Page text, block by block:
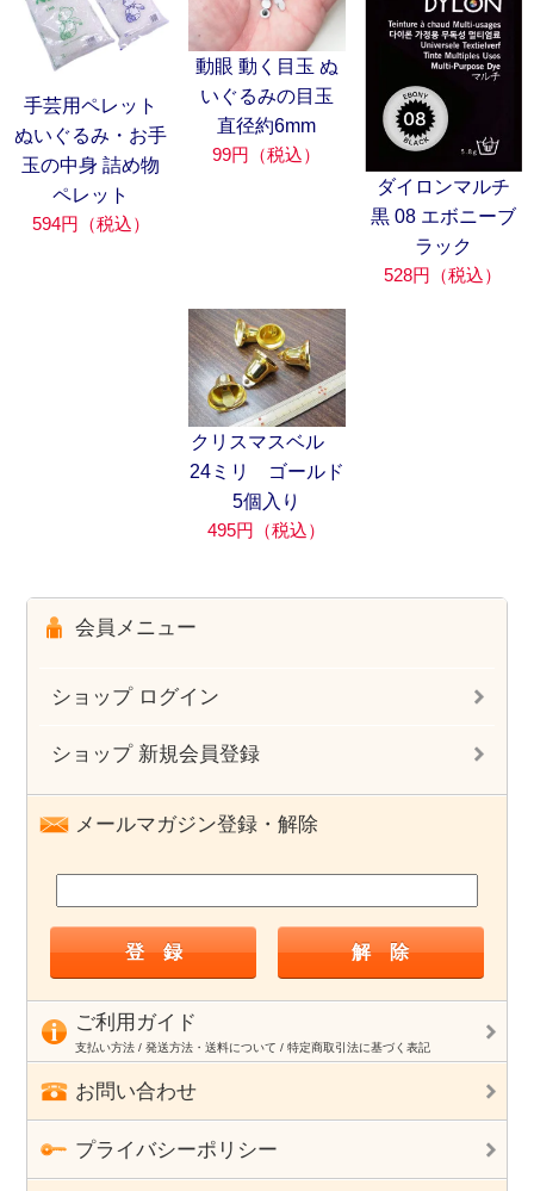
手芸用ペレット
ぬいぐるみ・お手
玉の中身 詰め物
ペレット
594円（税込）
動眼 動く目玉 ぬ
いぐるみの目玉
直径約6mm
99円（税込）
ダイロンマルチ
黒 08 エボニーブ
ラック
528円（税込）
クリスマスベル
24ミリ ゴールド
5個入り
495円（税込）
会員メニュー
ショップ ログイン
ショップ 新規会員登録
メールマガジン登録・解除
ご利用ガイド
支払い方法 / 発送方法・送料について / 特定商取引法に基づく表記
お問い合わせ
プライバシーポリシー